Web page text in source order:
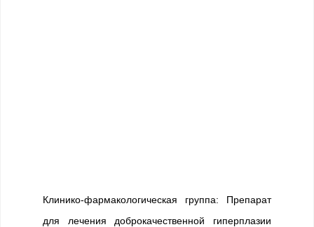
Клинико-фармакологическая группа: Препарат
для лечения доброкачественной гиперплазии